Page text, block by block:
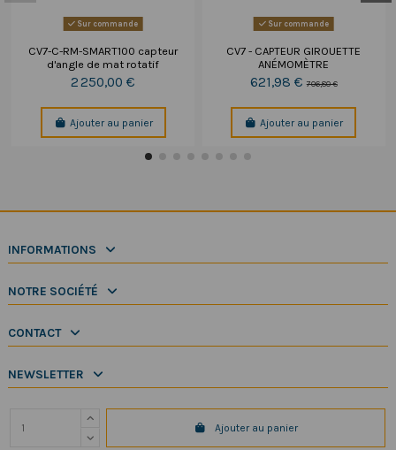
Ajouter au panier
Sur commande
CV7-C-RM-SMART100 capteur
d'angle de mat rotatif
2 250,00 €
Ajouter au panier
Sur commande
CV7 - CAPTEUR GIROUETTE
ANÉMOMÈTRE
621,98 €706,80 €
Ajouter au panier
INFORMATIONS
NOTRE SOCIÉTÉ
CONTACT
NEWSLETTER
Copyright 2025 SeaElec.fr - Tous droits réservés